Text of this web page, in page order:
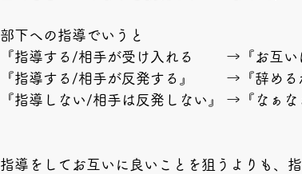
部下への指導でいうと
『指導する/相手が受け入れる　　 →『お互い
『指導する/相手が反発する』　　 →『辞める
『指導しない/相手は反発しない』 →『なぁな
指導をしてお互いに良いことを狙うよりも、